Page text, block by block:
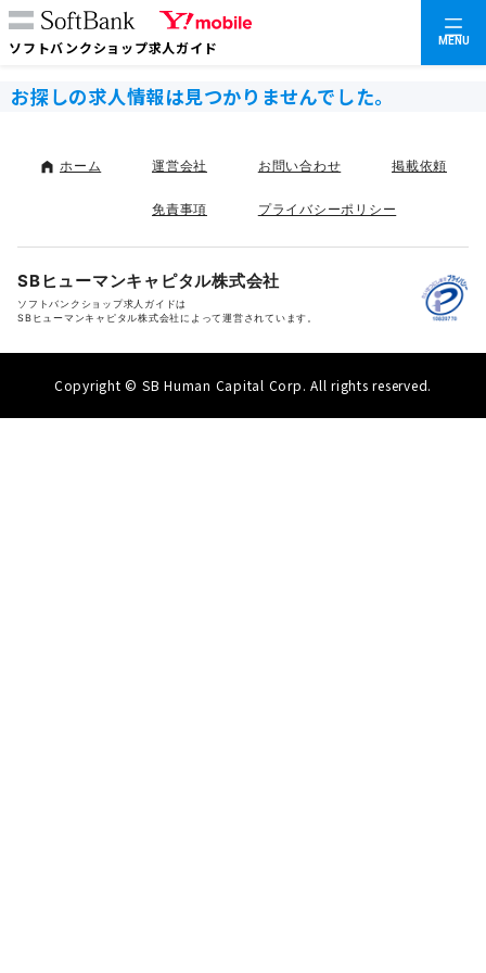
ソフトバンクショップ求人ガイド MENU
お探しの求人情報は見つかりませんでした。
ホーム 運営会社 お問い合わせ 掲載依頼
免責事項 プライバシーポリシー
SBヒューマンキャピタル株式会社
ソフトバンクショップ求人ガイドは
SBヒューマンキャピタル株式会社によって運営されています。
Copyright © SB Human Capital Corp. All rights reserved.